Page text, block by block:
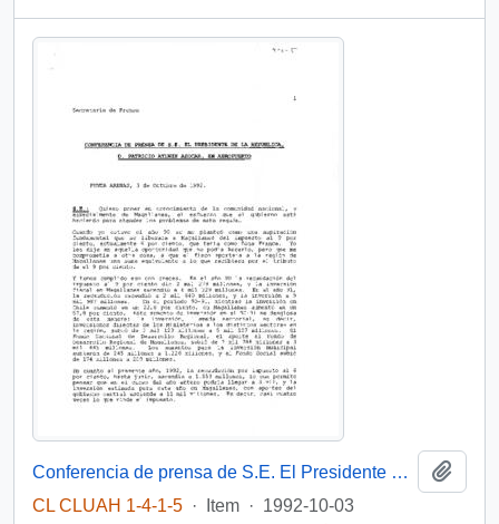
Conferencia de prensa de S.E. El Presidente de la República D. Patricio Aylwin Azocar en aeropuerto
CL CLUAH 1-4-1-5 · Item · 1992-10-03